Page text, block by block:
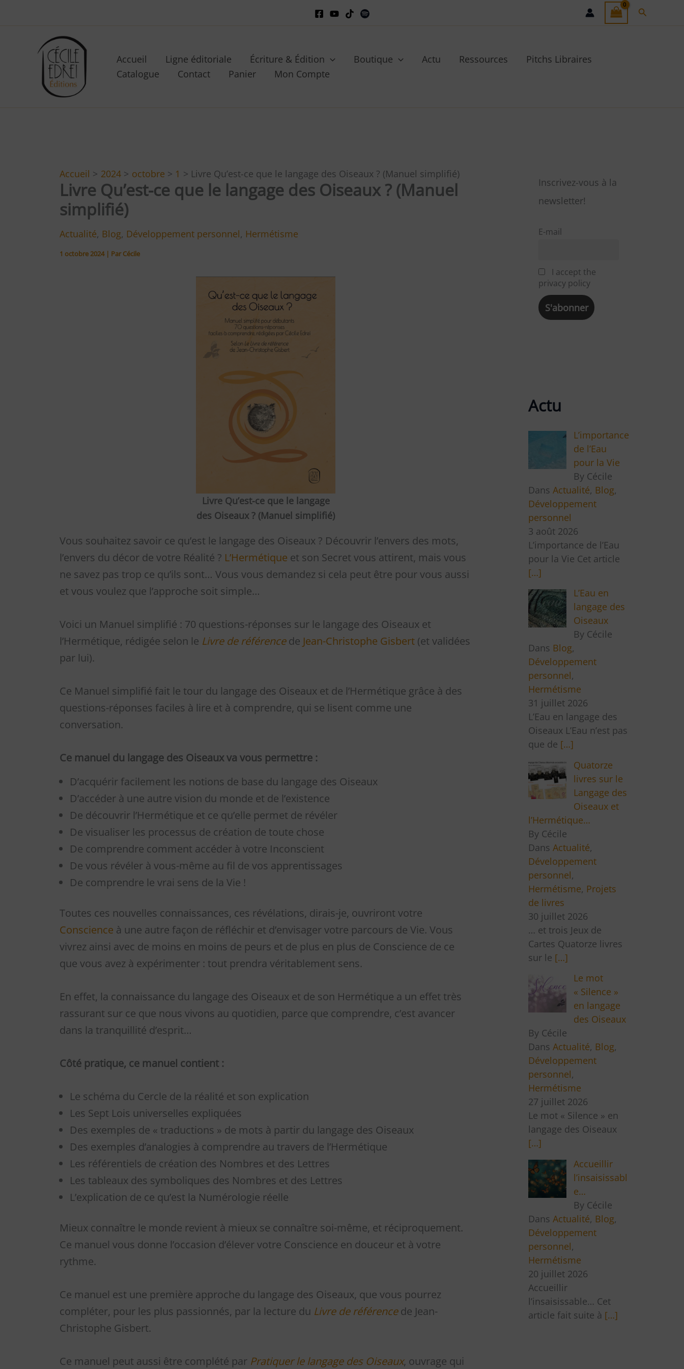
Accueil Ligne éditoriale Écriture & Édition Boutique Actu Ressources
Pitchs Libraires
Catalogue
Contact Panier Mon Compte
Accueil 2024 octobre 1 Livre Qu’est-ce que le langage des Oiseaux ? (Manuel simplifié)
Livre Qu’est-ce que le langage des Oiseaux ? (Manuel
simplifié)
Actualité, Blog, Développement personnel, Hermétisme
1 octobre 2024 | ParCécile
Livre Qu’est-ce que le langage
des Oiseaux ? (Manuel simplifié)
Vous souhaitez savoir ce qu’est le langage des Oiseaux ? Découvrir l’envers des mots,
l’envers du décor de votre Réalité ? L’Hermétique et son Secret vous attirent, mais vous
ne savez pas trop ce qu’ils sont… Vous vous demandez si cela peut être pour vous aussi
et vous voulez que l’approche soit simple…
Voici un Manuel simplifié : 70 questions-réponses sur le langage des Oiseaux et
l’Hermétique, rédigée selon le Livre de référencede Jean-Christophe Gisbert (et validées
par lui).
Ce Manuel simplifié fait le tour du langage des Oiseaux et de l’Hermétique grâce à des
questions-réponses faciles à lire et à comprendre, qui se lisent comme une
conversation.
Ce manuel du langage des Oiseaux va vous permettre :
D’acquérir facilement les notions de base du langage des Oiseaux
D’accéder à une autre vision du monde et de l’existence
De découvrir l’Hermétique et ce qu’elle permet de révéler
De visualiser les processus de création de toute chose
De comprendre comment accéder à votre Inconscient
De vous révéler à vous-même au fil de vos apprentissages
De comprendre le vrai sens de la Vie !
Toutes ces nouvelles connaissances, ces révélations, dirais-je, ouvriront votre
Conscience à une autre façon de réfléchir et d’envisager votre parcours de Vie. Vous
vivrez ainsi avec de moins en moins de peurs et de plus en plus de Conscience de ce
que vous avez à expérimenter : tout prendra véritablement sens.
En effet, la connaissance du langage des Oiseaux et de son Hermétique a un effet très
rassurant sur ce que nous vivons au quotidien, parce que comprendre, c’est avancer
dans la tranquillité d’esprit…
Côté pratique, ce manuel contient :
Le schéma du Cercle de la réalité et son explication
Les Sept Lois universelles expliquées
Des exemples de « traductions » de mots à partir du langage des Oiseaux
Des exemples d’analogies à comprendre au travers de l’Hermétique
Les référentiels de création des Nombres et des Lettres
Les tableaux des symboliques des Nombres et des Lettres
L’explication de ce qu’est la Numérologie réelle
Mieux connaître le monde revient à mieux se connaître soi-même, et réciproquement.
Ce manuel vous donne l’occasion d’élever votre Conscience en douceur et à votre
rythme.
Ce manuel est une première approche du langage des Oiseaux, que vous pourrez
compléter, pour les plus passionnés, par la lecture du Livre de référence de Jean-
Christophe Gisbert.
Ce manuel peut aussi être complété par Pratiquer le langage des Oiseaux, ouvrage qui
Inscrivez-vous à la
newsletter!
E-mail
I accept the
privacy policy
Actu
L’importance
de l’Eau
pour la Vie
By Cécile
Dans Actualité, Blog,
Développement
personnel
3 août 2026
L’importance de l’Eau
pour la Vie Cet article
[…]
L’Eau en
langage des
Oiseaux
By Cécile
Dans Blog,
Développement
personnel,
Hermétisme
31 juillet 2026
L’Eau en langage des
Oiseaux L’Eau n’est pas
que de […]
Quatorze
livres sur le
Langage des
Oiseaux et
l’Hermétique…
By Cécile
Dans Actualité,
Développement
personnel,
Hermétisme, Projets
de livres
30 juillet 2026
… et trois Jeux de
Cartes Quatorze livres
sur le […]
Le mot
« Silence »
en langage
des Oiseaux
By Cécile
Dans Actualité, Blog,
Développement
personnel,
Hermétisme
27 juillet 2026
Le mot « Silence » en
langage des Oiseaux
[…]
Accueillir
l’insaisissabl
e…
By Cécile
Dans Actualité, Blog,
Développement
personnel,
Hermétisme
20 juillet 2026
Accueillir
l’insaisissable… Cet
article fait suite à […]